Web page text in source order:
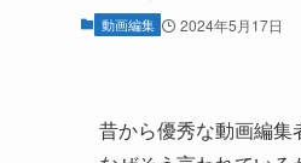
動画編集 2024年5月17日
昔から優秀な動画編集